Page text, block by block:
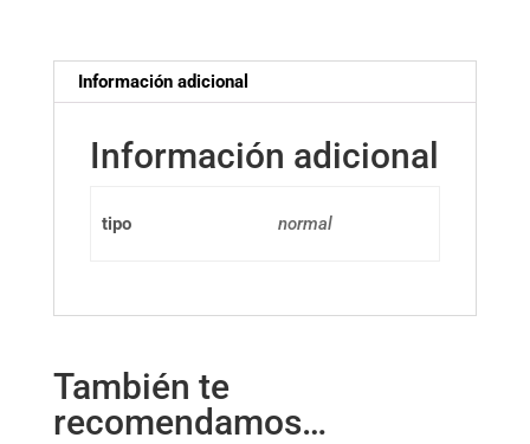
Información adicional
Información adicional
tipo normal
También te
recomendamos…